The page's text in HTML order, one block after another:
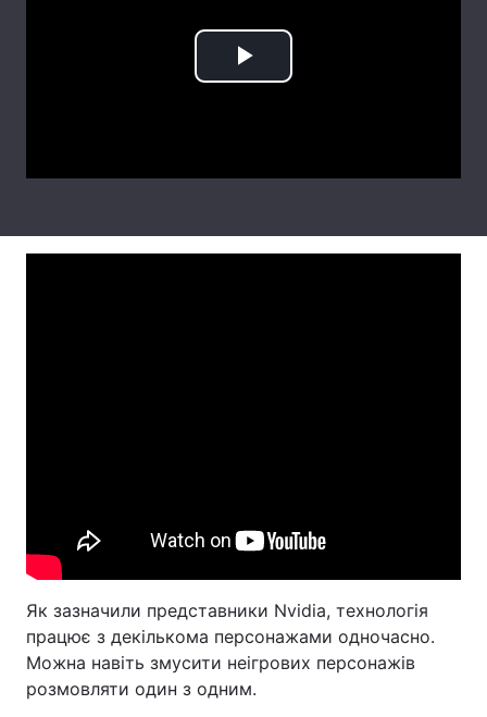
Play
Як зазначили представники Nvidia, технологія
працює з декількома персонажами одночасно.
Можна навіть змусити неігрових персонажів
розмовляти один з одним.